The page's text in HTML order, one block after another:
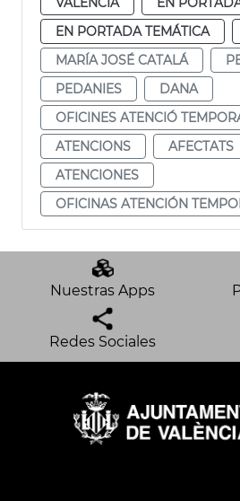
EN PORTADA TEMÁTICA
MARÍA JOSÉ CATALÁ
PEDANIES
DANA
OFICINES ATENCIÓ
ATENCIONS
AFECTATS
ATENCIONES
OFICINAS ATENCIÓN
Nuestras Apps
Redes Sociales